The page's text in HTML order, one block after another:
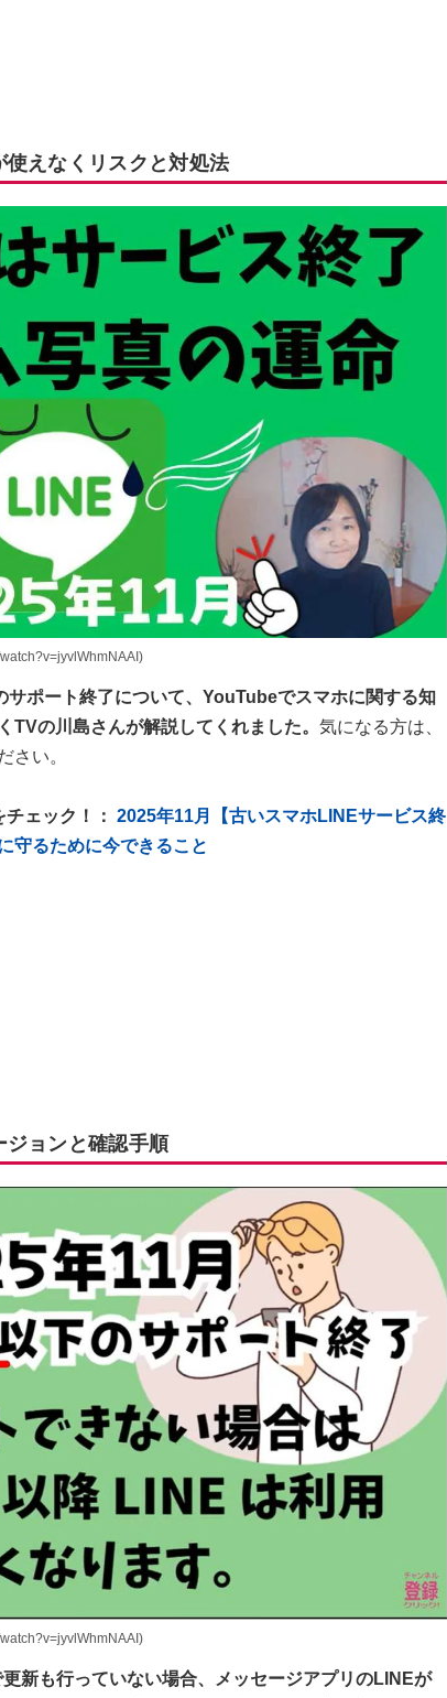
えなくリスクと対処法
ポート終了について、YouTubeでスマホに関する知
の川島さんが解説してくれました。 気になる方は、
さい。
ェック！： 2025年11月【古いスマホLINEサービス終
守るために今できること
ジョンと確認手順
新も行っていない場合、メッセージアプリのLINEが